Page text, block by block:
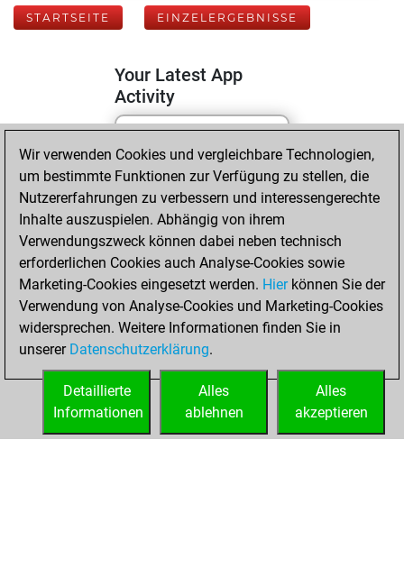
STARTSEITE EINZELERGEBNISSE
Your Latest App
Activity
Montag, Juni 15,
2026
You totalled
956 tactics positions
Tactics
You
solved 583 tactics
positions
You achieved
tactics positions
Wir verwenden Cookies und vergleichbare Technologien,
um bestimmte Funktionen zur Verfügung zu stellen, die
Nutzererfahrungen zu verbessern und interessengerechte
Inhalte auszuspielen. Abhängig von ihrem
Verwendungszweck können dabei neben technisch
erforderlichen Cookies auch Analyse-Cookies sowie
Marketing-Cookies eingesetzt werden. Hierkönnen Sie der
Verwendung von Analyse-Cookies und Marketing-Cookies
widersprechen. Weitere Informationen finden Sie in
unserer Datenschutzerklärung.
Alles
akzeptieren
Alles
ablehnen
Detaillierte
Informationen